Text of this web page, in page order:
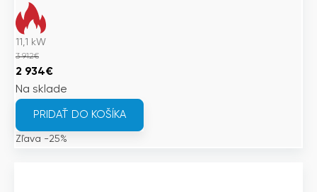
11,1 kW
3 912€
Pôvodná
cena
bola:
3
912€.
2 934€Aktuálna
cena
je:
934€.
Na sklade
PRIDAŤ DO KOŠÍKA
Zľava -25%